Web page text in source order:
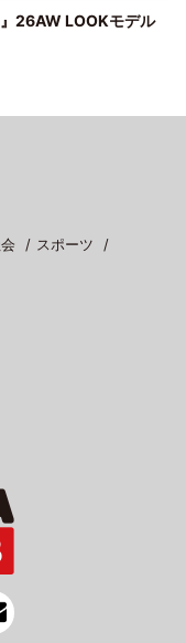
26AW LOOKモデル
スポーツ